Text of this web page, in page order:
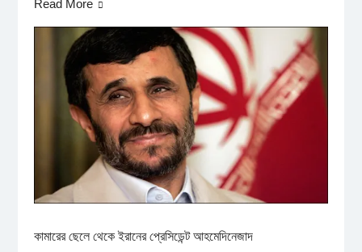
Read More
কামারের ছেলে থেকে ইরানের প্রেসিডেন্ট আহমেদিনেজাদ